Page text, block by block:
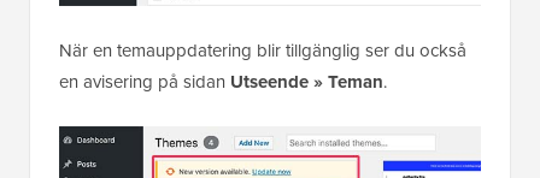
När en temauppdatering blir tillgänglig ser du också
en avisering på sidan Utseende » Teman.